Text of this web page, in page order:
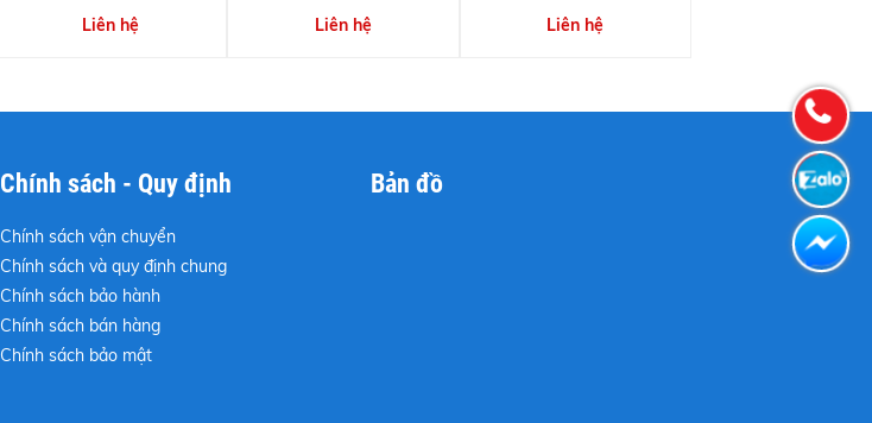
Liên hệ
Liên hệ
Liên hệ
Chính sách - Quy định
Chính sách vận chuyển
Chính sách và quy định chung
Chính sách bảo hành
Chính sách bán hàng
Chính sách bảo mật
Bản đồ